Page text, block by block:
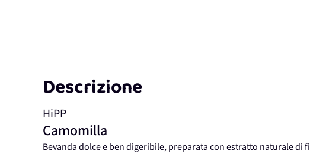
Descrizione
HiPP
Camomilla
Bevanda dolce e ben digeribile, preparata con estratto naturale di